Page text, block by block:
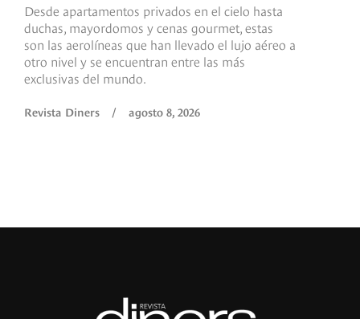
Desde apartamentos privados en el cielo hasta
duchas, mayordomos y cenas gourmet, estas
son las aerolíneas que han llevado el lujo aéreo a
otro nivel y se encuentran entre las más
exclusivas del mundo.
Revista Diners / agosto 8, 2026